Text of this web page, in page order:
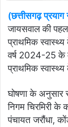
(छत्तीसगढ़
जायसवाल की
प्राथमिक
वर्ष 2024-25 के
प्राथमिक
घोषणा के अनुसार
निगम चिरमिरी के
पंचायत जरौंधा,